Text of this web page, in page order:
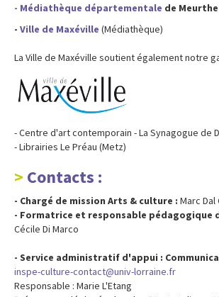
- Médiathèque départementale de
- Ville de Maxéville (Médiathèque)
La Ville de Maxéville soutient également notre
- Centre d'art contemporain - La Synagogue de
- Librairies Le Préau (Metz)
Contacts :
- Chargé de mission Arts & culture : Marc Dal
- Formatrice et responsable pédagogique
Cécile Di Marco
- Service administratif d'appui :
inspe-culture-contact@univ-lorraine.fr
Responsable : Marie L'Etang